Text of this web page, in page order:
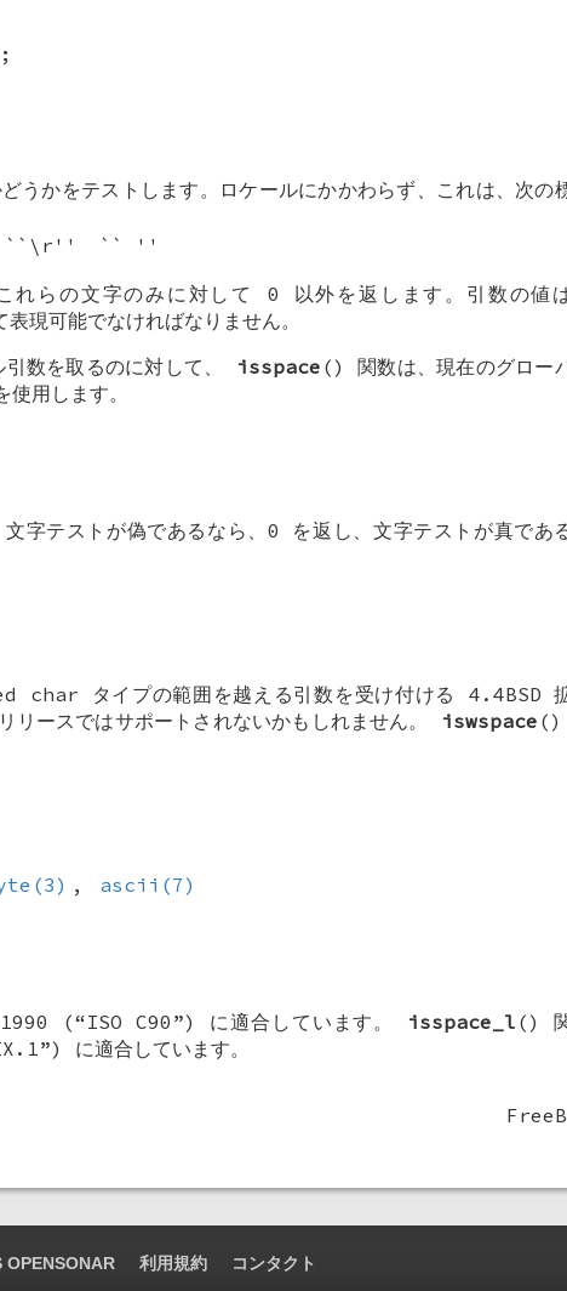
うかをテストします。ロケールにかかわらず、これは、次の
``\r''
`` ''
らの文字のみに対して 0 以外を返します。引数の値は
表現可能でなければなりません。
数を取るのに対して、 isspace () 関数は、現在のグロー
用します。
字テストが偽であるなら、0 を返し、文字テストが真であ
char タイプの範囲を越える引数を受け付ける 4.4BSD
リースではサポートされないかもしれません。
iswspace ()
, ascii(7)
(“ISO C90”) に適合しています。 isspace_l ()
に適合しています。
OPENSONAR 利用規約 コンタクト